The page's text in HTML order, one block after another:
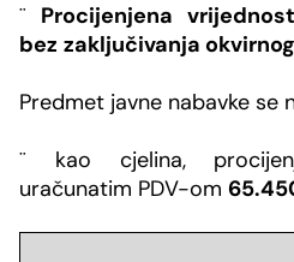
¨ Procijenjena
bez zaključivanja
Predmet javne nabavke se
¨ kao cjelina,
uračunatim PDV-om